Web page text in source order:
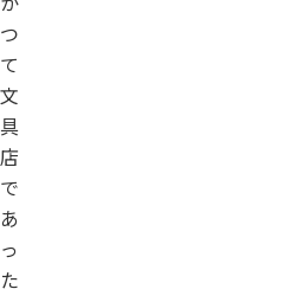
つ
て
文
具
店
で
あ
っ
た